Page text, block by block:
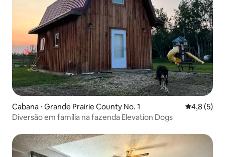
Cabana ⋅ Grande Prairie County No. 1 4,8 de
4,8 (5)
Diversão em família na fazenda Elevation Dogs